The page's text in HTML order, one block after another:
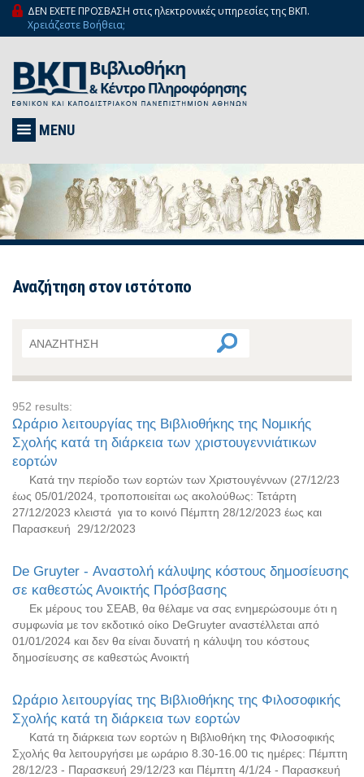
ΔΕΝ ΕΧΕΤΕ ΠΡΟΣΒΑΣΗ στις ηλεκτρονικές υπηρεσίες της ΒΚΠ.
Χρειάζεστε Βοήθεια;
MENU
Αναζήτηση στον ιστότοπο
952 results:
Ωράριο λειτουργίας της Βιβλιοθήκης της Nομικής
Σχολής κατά τη διάρκεια των χριστουγεννιάτικων
εορτών
Κατά την περίοδο των εορτών των Χριστουγέννων (27/12/23
έως 05/01/2024, τροποποιείται ως ακολούθως: Τετάρτη
27/12/2023 κλειστά για το κοινό Πέμπτη 28/12/2023 έως και
Παρασκευή 29/12/2023
De Gruyter - Αναστολή κάλυψης κόστους δημοσίευσης
σε καθεστώς Ανοικτής Πρόσβασης
Εκ μέρους του ΣΕΑΒ, θα θέλαμε να σας ενημερώσουμε ότι η
συμφωνία με τον εκδοτικό οίκο DeGruyter αναστέλλεται από
01/01/2024 και δεν θα είναι δυνατή η κάλυψη του κόστους
δημοσίευσης σε καθεστώς Ανοικτή
Ωράριο λειτουργίας της Βιβλιοθήκης της Φιλοσοφικής
Σχολής κατά τη διάρκεια των εορτών
Κατά τη διάρκεια των εορτών η Βιβλιοθήκη της Φιλοσοφικής
Σχολής θα λειτουργήσει με ωράριο 8.30-16.00 τις ημέρες: Πέμπτη
28/12/23 - Παρασκευή 29/12/23 και Πέμπτη 4/1/24 - Παρασκευή